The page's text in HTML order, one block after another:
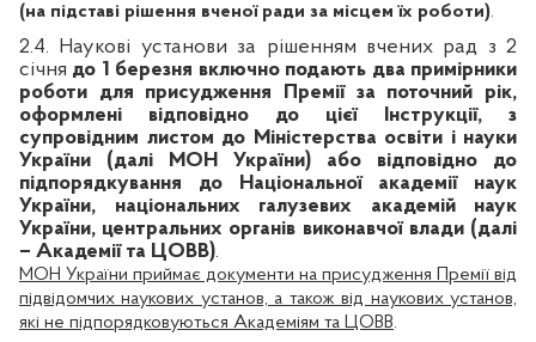
(на підставі рішення вченої ради за місцем їх роботи).
2.4.
Наукові установи за рішенням вчених рад з 2
січня до 1 березня включно подають два примірники
роботи для присудження Премії за поточний рік,
оформлені відповідно до цієї Інструкції, з
супровідним листом до Міністерства освіти і науки
України (далі МОН України) або відповідно до
підпорядкування до Національної академії наук
України, національних галузевих академій наук
України, центральних органів виконавчої влади (далі
– Академії та ЦОВВ).
МОН України приймає документи на присудження Премії від
підвідомчих наукових установ, а також від наукових установ,
які не підпорядковуються Академіям та ЦОВВ.